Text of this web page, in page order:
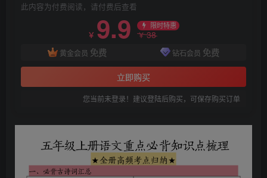
此内容为付费阅读，请付费后查看
￥ 9.9 限时特惠
￥38
黄金会员 免费 钻石会员 免费
立即购买
您当前未登录！建议登陆后购买，可保存购买订单